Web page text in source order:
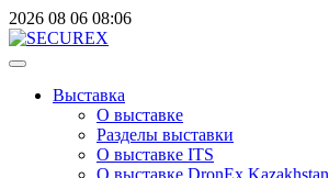
2026 08 06 08:06
Выставка
О выставке
Разделы выставки
О выставке ITS
О выставке DronEx Kazakhstan